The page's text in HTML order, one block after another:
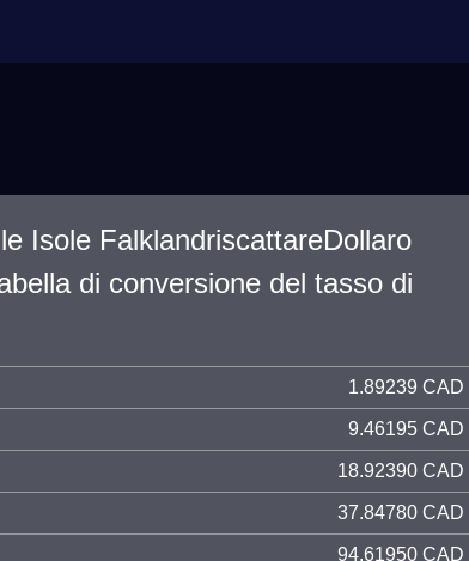
Isole FalklandriscattareDollaro
di conversione del tasso di
1.89239 CAD
9.46195 CAD
18.92390 CAD
37.84780 CAD
94.61950 CAD